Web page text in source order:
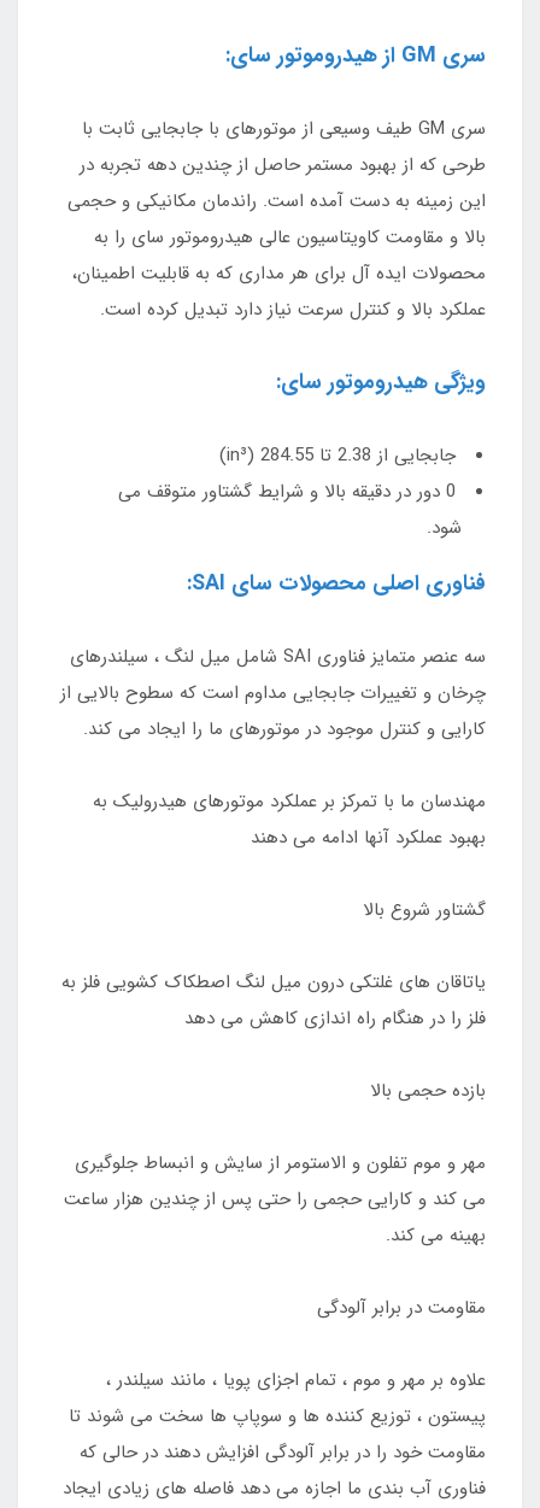
سری GM از هیدروموتور سای:
سری GM طیف وسیعی از موتورهای با جابجایی ثابت با
طرحی که از بهبود مستمر حاصل از چندین دهه تجربه در
این زمینه به دست آمده است. راندمان مکانیکی و حجمی
بالا و مقاومت کاویتاسیون عالی هیدروموتور سای را به
محصولات ایده آل برای هر مداری که به قابلیت اطمینان،
عملکرد بالا و کنترل سرعت نیاز دارد تبدیل کرده است.
ویژگی هیدروموتور سای:
جابجایی از 2.38 تا 284.55 (in³)
0 دور در دقیقه بالا و شرایط گشتاور متوقف می
شود.
فناوری اصلی محصولات سای SAI:
سه عنصر متمایز فناوری SAI شامل میل لنگ ، سیلندرهای
چرخان و تغییرات جابجایی مداوم است که سطوح بالایی از
کارایی و کنترل موجود در موتورهای ما را ایجاد می کند.
مهندسان ما با تمرکز بر عملکرد موتورهای هیدرولیک به
بهبود عملکرد آنها ادامه می دهند
گشتاور شروع بالا
یاتاقان های غلتکی درون میل لنگ اصطکاک کشویی فلز به
فلز را در هنگام راه اندازی کاهش می دهد
بازده حجمی بالا
مهر و موم تفلون و الاستومر از سایش و انبساط جلوگیری
می کند و کارایی حجمی را حتی پس از چندین هزار ساعت
بهینه می کند.
مقاومت در برابر آلودگی
علاوه بر مهر و موم ، تمام اجزای پویا ، مانند سیلندر ،
پیستون ، توزیع کننده ها و سوپاپ ها سخت می شوند تا
مقاومت خود را در برابر آلودگی افزایش دهند در حالی که
فناوری آب بندی ما اجازه می دهد فاصله های زیادی ایجاد